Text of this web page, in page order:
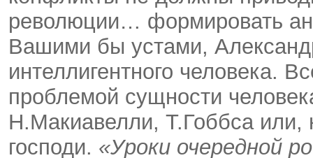
революции… формировать
Вашими бы устами,
интеллигентного человека.
проблемой сущности
Н.Макиавелли, Т.Гоббса
господи. «Уроки очередной